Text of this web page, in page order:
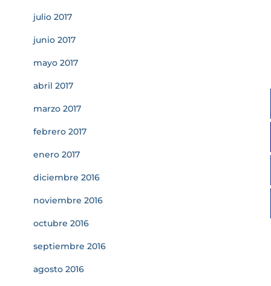
julio 2017
junio 2017
mayo 2017
abril 2017
marzo 2017
febrero 2017
enero 2017
diciembre 2016
noviembre 2016
octubre 2016
septiembre 2016
agosto 2016